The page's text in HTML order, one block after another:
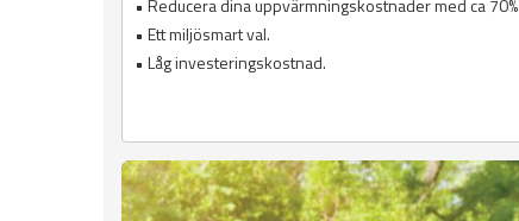
• Reducera dina uppvärmningskostnader med ca 70%
• Ett miljösmart val.
• Låg investeringskostnad.